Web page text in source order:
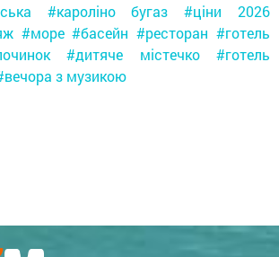
#кароліно бугаз #ціни 2026
#море #басейн #ресторан #готель
#дитяче містечко #готель
з музикою